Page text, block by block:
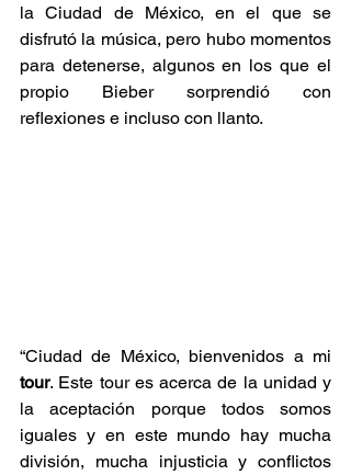
la Ciudad de México, en el que se
disfrutó la música, pero hubo momentos
para detenerse, algunos en los que el
propio Bieber sorprendió con
reflexiones e incluso con llanto.
tour. Este tour es acerca de la unidad y
la aceptación porque todos somos
iguales y en este mundo hay mucha
división, mucha injusticia y conflictos